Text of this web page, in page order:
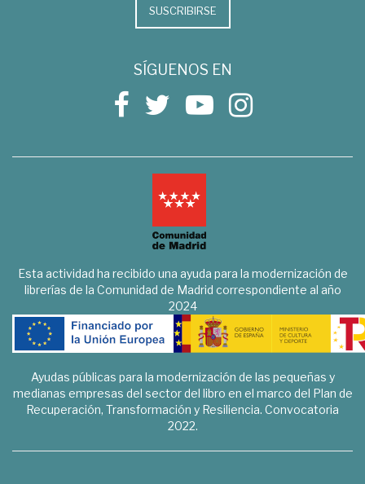
SUSCRIBIRSE
SÍGUENOS EN
Esta actividad ha recibido una ayuda para la modernización de
librerías de la Comunidad de Madrid correspondiente al año
2024
Ayudas públicas para la modernización de las pequeñas y
medianas empresas del sector del libro en el marco del Plan de
Recuperación, Transformación y Resiliencia. Convocatoria
2022.